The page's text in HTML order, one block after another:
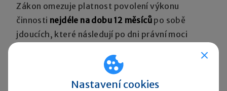
Zákon omezuje platnost povolení výkonu
činnosti nejdéle na dobu 12 měsíců po sobě
jdoucích, které následují po dni právní moci
do doby, do které je fyzická osoba považována
podle zákona o zaměstnanosti za dítě.
Nastavení cookies